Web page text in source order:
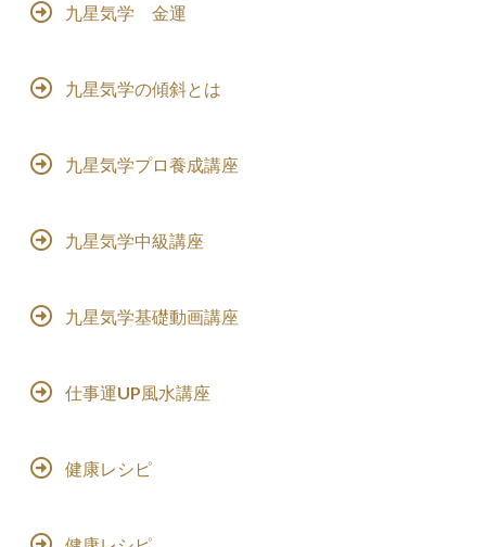
九星気学 金運
九星気学の傾斜とは
九星気学プロ養成講座
九星気学中級講座
九星気学基礎動画講座
仕事運UP風水講座
健康レシピ